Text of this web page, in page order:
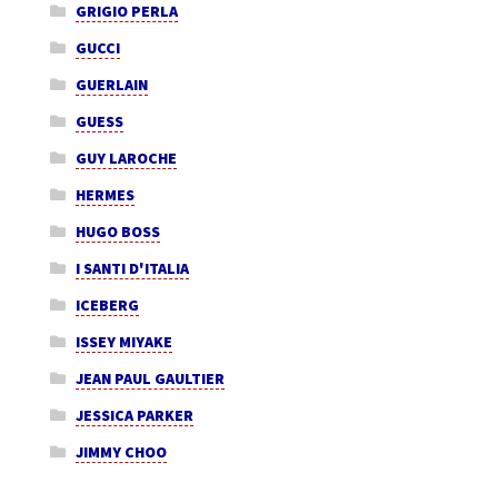
GRIGIO PERLA
GUCCI
GUERLAIN
GUESS
GUY LAROCHE
HERMES
HUGO BOSS
I SANTI D'ITALIA
ICEBERG
ISSEY MIYAKE
JEAN PAUL GAULTIER
JESSICA PARKER
JIMMY CHOO